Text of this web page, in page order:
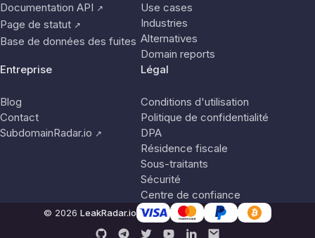
Documentation API ↗
Page de statut ↗
Base de données des fuites
Use cases
Industries
Alternatives
Domain reports
Entreprise
Blog
Contact
SubdomainRadar.io ↗
Légal
Conditions d'utilisation
Politique de confidentialité
DPA
Résidence fiscale
Sous-traitants
Sécurité
Centre de confiance
© 2026 LeakRadar.io